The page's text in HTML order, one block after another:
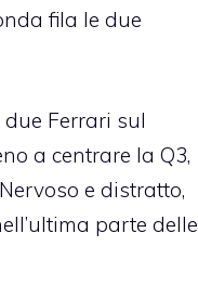
fila le due
Ferrari sul
a centrare la Q3,
e distratto,
parte delle